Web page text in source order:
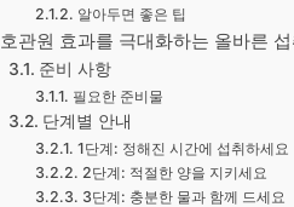
알아두면 좋은 팁
호관원 효과를 극대화하는 올바른
준비 사항
필요한 준비물
단계별 안내
1단계: 정해진 시간에 섭취하세요
2단계: 적절한 양을 지키세요
3단계: 충분한 물과 함께 드세요